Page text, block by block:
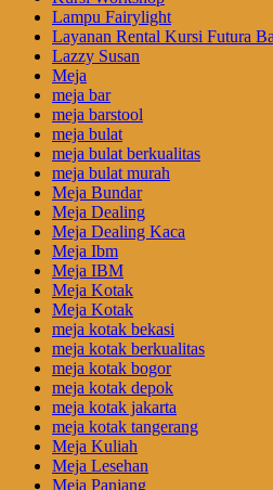
Lampu Fairylight
Layanan Rental Kursi Futura
Lazzy Susan
Meja
meja bar
meja barstool
meja bulat
meja bulat berkualitas
meja bulat murah
Meja Bundar
Meja Dealing
Meja Dealing Kaca
Meja Ibm
Meja IBM
Meja Kotak
Meja Kotak
meja kotak bekasi
meja kotak berkualitas
meja kotak bogor
meja kotak depok
meja kotak jakarta
meja kotak tangerang
Meja Kuliah
Meja Lesehan
Meja Panjang